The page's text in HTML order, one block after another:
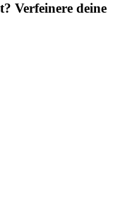
Verfeinere deine